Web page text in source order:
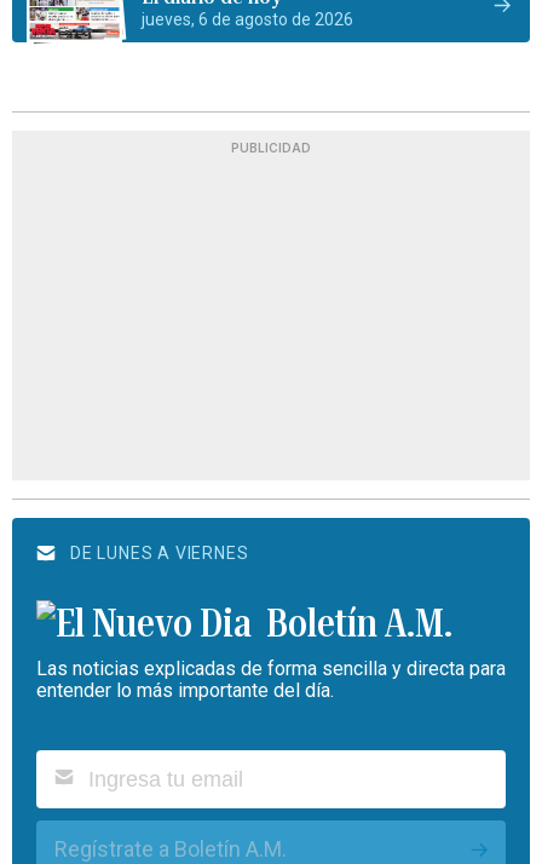
jueves, 6 de agosto de 2026
PUBLICIDAD
DE LUNES A VIERNES
Boletín A.M.
Las noticias explicadas de forma sencilla y directa para
entender lo más importante del día.
Regístrate a Boletín A.M.